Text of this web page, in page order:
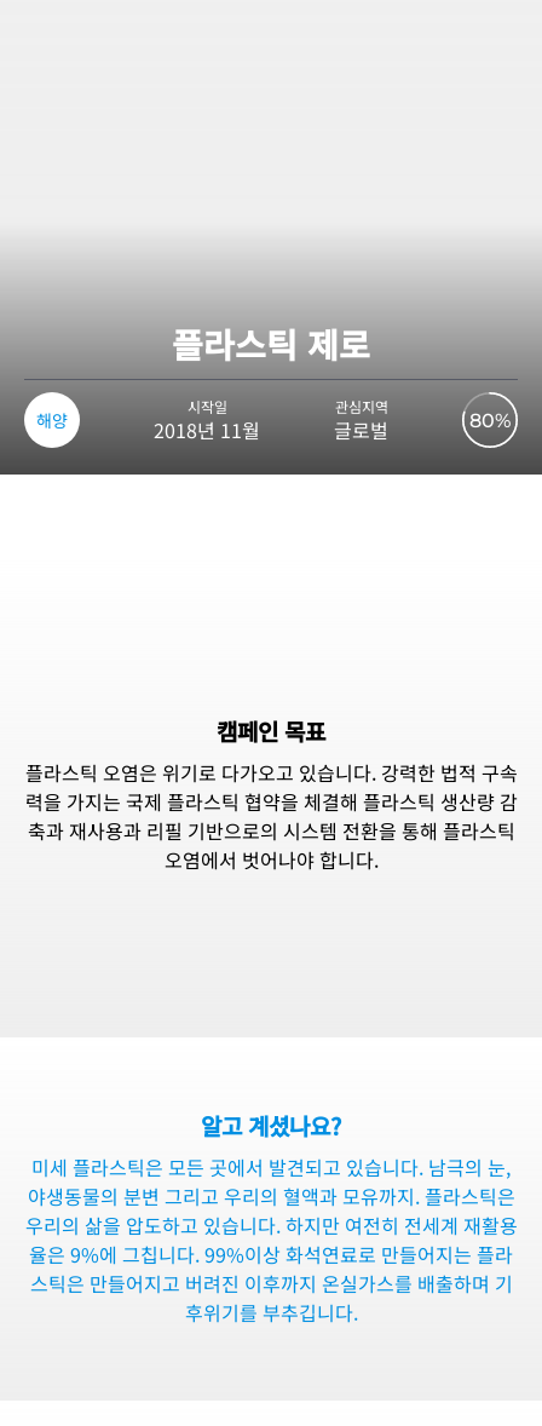
플라스틱 제로
해양
시작일
2018년 11월
관심지역
글로벌 80%
캠페인 목표
플라스틱 오염은 위기로 다가오고 있습니다. 강력한 법적 구속
력을 가지는 국제 플라스틱 협약을 체결해 플라스틱 생산량 감
축과 재사용과 리필 기반으로의 시스템 전환을 통해 플라스틱
오염에서 벗어나야 합니다.
알고 계셨나요?
미세 플라스틱은 모든 곳에서 발견되고 있습니다. 남극의 눈,
야생동물의 분변 그리고 우리의 혈액과 모유까지. 플라스틱은
우리의 삶을 압도하고 있습니다. 하지만 여전히 전세계 재활용
율은 9%에 그칩니다. 99%이상 화석연료로 만들어지는 플라
스틱은 만들어지고 버려진 이후까지 온실가스를 배출하며 기
후위기를 부추깁니다.